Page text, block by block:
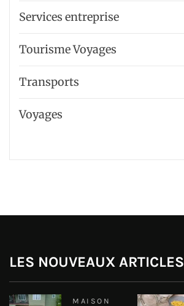
Services entreprise
Tourisme Voyages
Transports
Voyages
LES NOUVEAUX ARTICLES
MAISON